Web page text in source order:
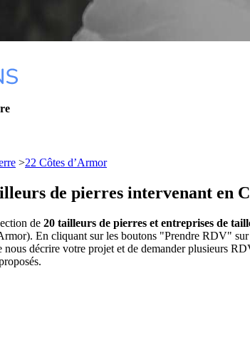
>22 Côtes d’Armor
de pierres intervenant en
de 20 tailleurs de pierres et entreprises de
En cliquant sur les boutons "Prendre RDV"
nous décrire votre projet et de demander plusieurs